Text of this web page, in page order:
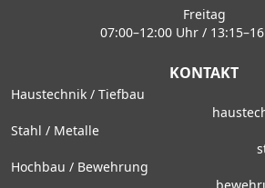
Freitag
07:00–12:00 Uhr /
KONTAKT
Haustechnik / Tiefbau
Stahl / Metalle
Hochbau / Bewehrung